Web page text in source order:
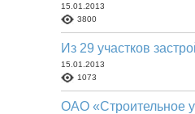
15.01.2013
3800
Из 29 участков
15.01.2013
1073
ОАО «Строительное